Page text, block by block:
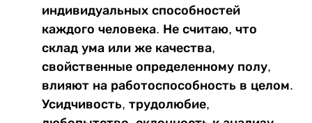
индивидуальных способностей
каждого человека. Не считаю, что
склад ума или же качества,
свойственные определенному полу,
влияют на работоспособность в целом.
Усидчивость, трудолюбие,